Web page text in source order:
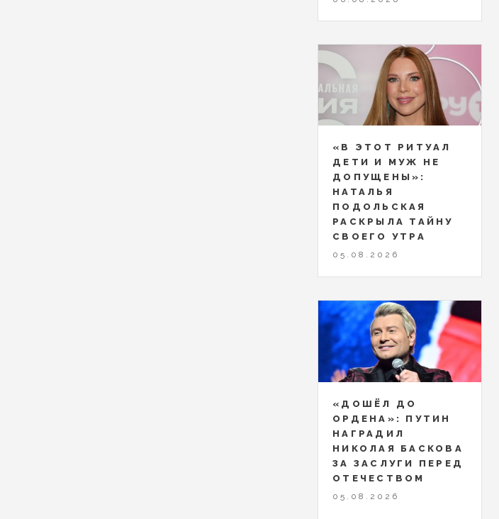
«В ЭТОТ РИТУАЛ
ДЕТИ И МУЖ НЕ
ДОПУЩЕНЫ»:
НАТАЛЬЯ
ПОДОЛЬСКАЯ
РАСКРЫЛА ТАЙНУ
СВОЕГО УТРА
05.08.2026
«ДОШЁЛ ДО
ОРДЕНА»: ПУТИН
НАГРАДИЛ
НИКОЛАЯ БАСКОВА
ЗА ЗАСЛУГИ ПЕРЕД
ОТЕЧЕСТВОМ
05.08.2026